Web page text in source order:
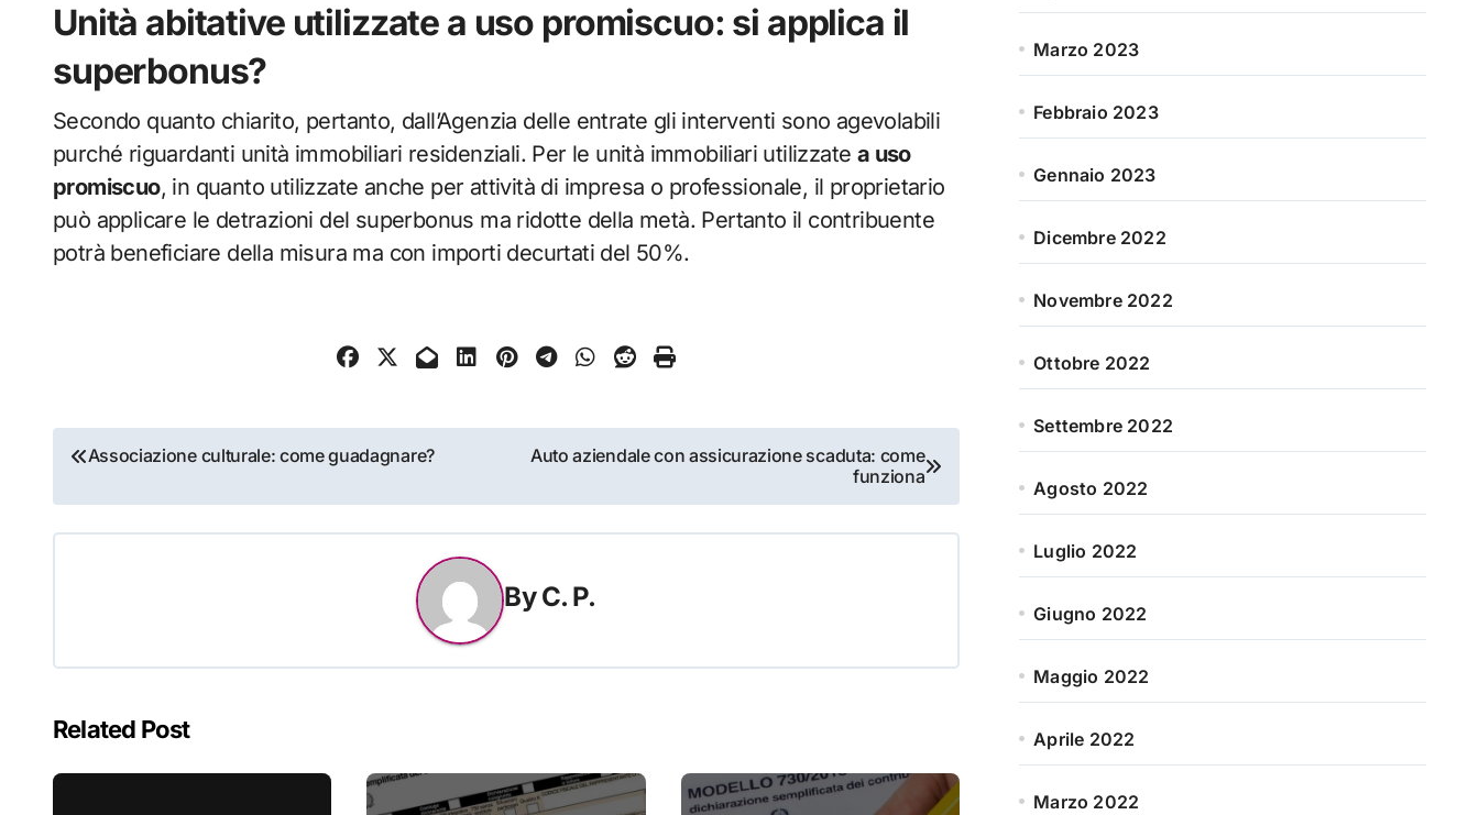
Unità abitative utilizzate a uso promiscuo: si applica il
superbonus?
Secondo quanto chiarito, pertanto, dall’Agenzia delle entrate gli interventi sono agevolabili
purché riguardanti unità immobiliari residenziali. Per le unità immobiliari utilizzate a uso
promiscuo, in quanto utilizzate anche per attività di impresa o professionale, il proprietario
può applicare le detrazioni del superbonus ma ridotte della metà. Pertanto il contribuente
potrà beneficiare della misura ma con importi decurtati del 50%.
Navigazione
articoli
Associazione culturale: come guadagnare?
Auto aziendale con assicurazione scaduta: come
funziona
ByC. P.
Related Post
Marzo 2023
Febbraio 2023
Gennaio 2023
Dicembre 2022
Novembre 2022
Ottobre 2022
Settembre 2022
Agosto 2022
Luglio 2022
Giugno 2022
Maggio 2022
Aprile 2022
Marzo 2022